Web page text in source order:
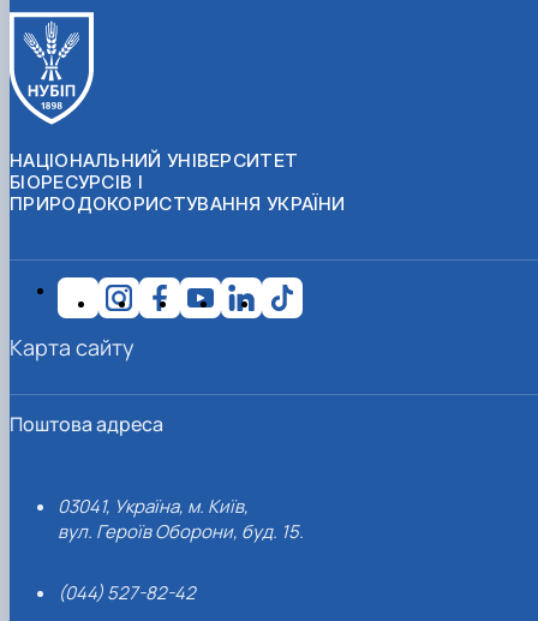
НАЦІОНАЛЬНИЙ УНІВЕРСИТЕТ
БІОРЕСУРСІВ І
ПРИРОДОКОРИСТУВАННЯ УКРАЇНИ
Поштова адреса
03041, Україна, м. Київ,
вул. Героїв Оборони, буд. 15.
(044) 527-82-42
Карта сайту